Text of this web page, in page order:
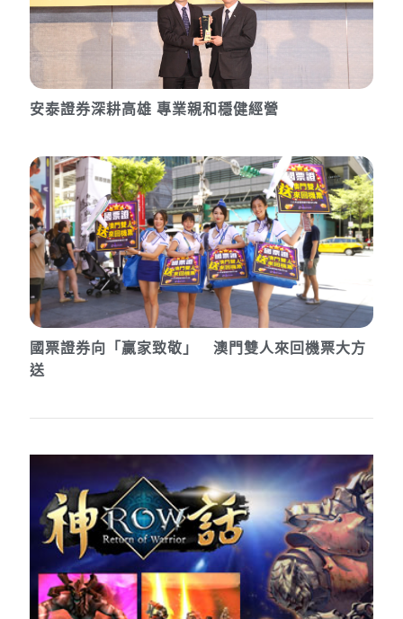
安泰證券深耕高雄 專業親和穩健經營
國票證券向「贏家致敬」 澳門雙人來回機票大方
送